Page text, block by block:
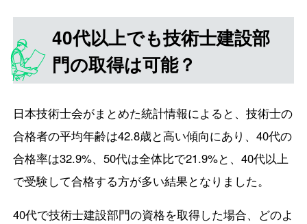
40代以上でも技術士建設部
門の取得は可能？
日本技術士会がまとめた統計情報によると、技術士の
合格者の平均年齢は42.8歳と高い傾向にあり、40代の
合格率は32.9%、50代は全体比で21.9%と、40代以上
で受験して合格する方が多い結果となりました。
40代で技術士建設部門の資格を取得した場合、どのよ